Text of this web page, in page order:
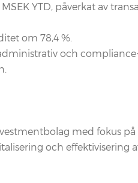
MSEK YTD, påverkat av
om 78,4 %.
och
med fokus
och effektivisering